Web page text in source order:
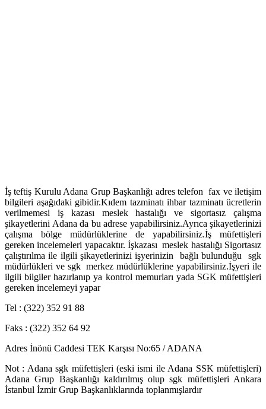
İş teftiş Kurulu Adana Grup Başkanlığı adres telefon fax ve iletişim
bilgileri aşağıdaki gibidir.Kıdem tazminatı ihbar tazminatı ücretlerin
verilmemesi iş kazası meslek hastalığı ve sigortasız çalışma
şikayetlerini Adana da bu adrese yapabilirsiniz.Ayrıca şikayetlerinizi
çalışma bölge müdürlüklerine de yapabilirsiniz.İş müfettişleri
gereken incelemeleri yapacaktır. İşkazası meslek hastalığı Sigortasız
çalıştırılma ile ilgili şikayetlerinizi işyerinizin bağlı bulunduğu sgk
müdürlükleri ve sgk merkez müdürlüklerine yapabilirsiniz.İşyeri ile
ilgili bilgiler hazırlanıp ya kontrol memurları yada SGK müfettişleri
gereken incelemeyi yapar
Tel : (322) 352 91 88
Faks : (322) 352 64 92
Adres İnönü Caddesi TEK Karşısı No:65 / ADANA
Not : Adana sgk müfettişleri (eski ismi ile Adana SSK müfettişleri)
Adana Grup Başkanlığı kaldırılmış olup sgk müfettişleri Ankara
İstanbul İzmir Grup Başkanlıklarında toplanmışlardır